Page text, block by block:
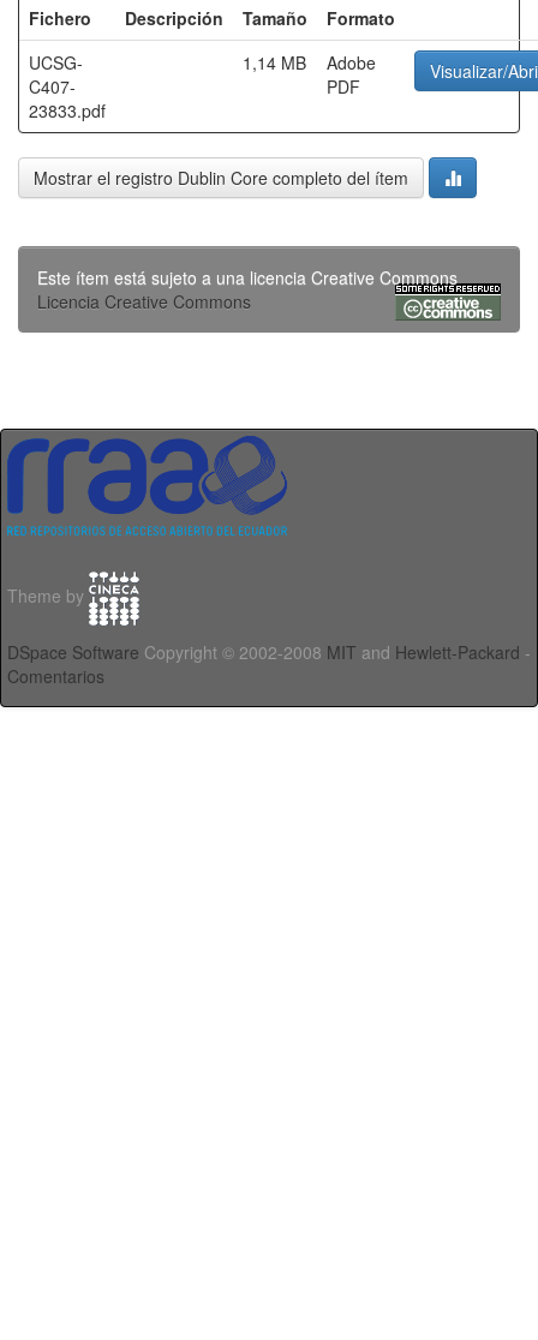
Fichero
Descripción Tamaño
Formato
UCSG-
C407-
23833.pdf
1,14 MB
Adobe
PDF
Visualizar/
Mostrar el registro Dublin Core completo del ítem
Este ítem está sujeto a una licencia Creative Commons
Licencia Creative Commons
Theme by
DSpace Software Copyright © 2002-2008 MIT and Hewlett-Packard -
Comentarios